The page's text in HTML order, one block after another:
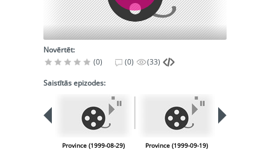
Novērtēt:
(0)
(0) (33)
Saistītās epizodes:
Province (1999-08-29) Province (1999-09-19)